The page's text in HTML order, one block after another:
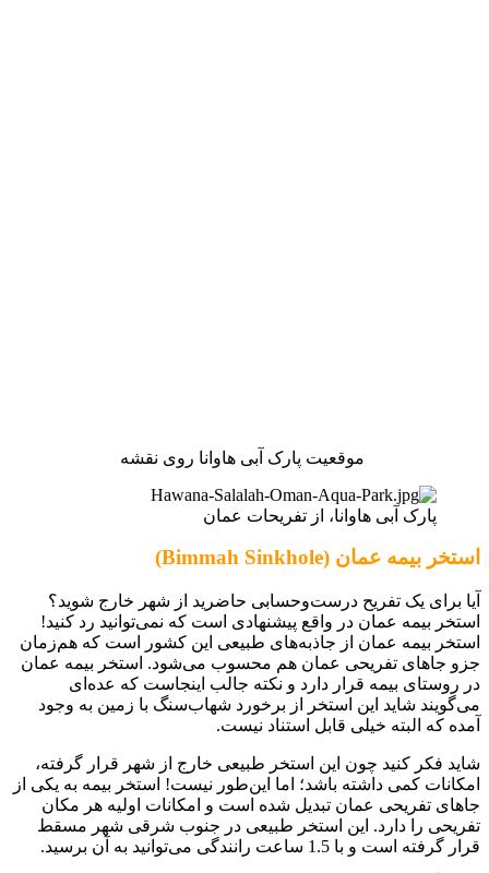
موقعیت پارک آبی هاوانا روی نقشه
پارک آبی هاوانا، از تفریحات عمان
استخر بیمه عمان (Bimmah Sinkhole)
آیا برای یک تفریح درست‌وحسابی حاضرید از شهر خارج شوید؟
استخر بیمه عمان در واقع پیشنهادی است که نمی‌توانید رد کنید!
استخر بیمه عمان از جاذبه‌های طبیعی این کشور است که هم‌زمان
جزو جاهای تفریحی عمان هم محسوب می‌شود. استخر بیمه عمان
در روستای بیمه قرار دارد و نکته جالب اینجاست که عده‌ای
می‌گویند شاید این استخر از برخورد شهاب‌سنگ با زمین به وجود
آمده که البته خیلی قابل استناد نیست.
شاید فکر کنید چون این استخر طبیعی خارج از شهر قرار گرفته،
امکانات کمی داشته باشد؛ اما این‌طور نیست! استخر بیمه به یکی از
جاهای تفریحی عمان تبدیل شده است و امکانات اولیه هر مکان
تفریحی را دارد. این استخر طبیعی در جنوب شرقی شهر مسقط
قرار گرفته است و با 1.5 ساعت رانندگی می‌توانید به آن برسید.